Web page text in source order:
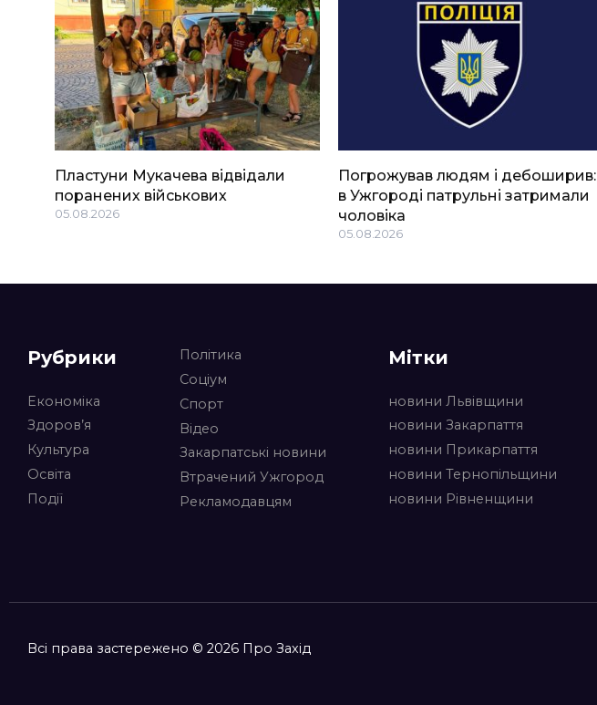
Пластуни Мукачева відвідали
поранених військових
05.08.2026
Погрожував людям і дебоширив:
в Ужгороді патрульні затримали
чоловіка
05.08.2026
Рубрики
Економіка
Здоров’я
Культура
Освіта
Події
Політика
Соціум
Спорт
Відео
Закарпатські новини
Втрачений Ужгород
Рекламодавцям
Мітки
новини Львівщини
новини Закарпаття
новини Прикарпаття
новини Тернопільщини
новини Рівненщини
Всі права застережено © 2026 Про Захід